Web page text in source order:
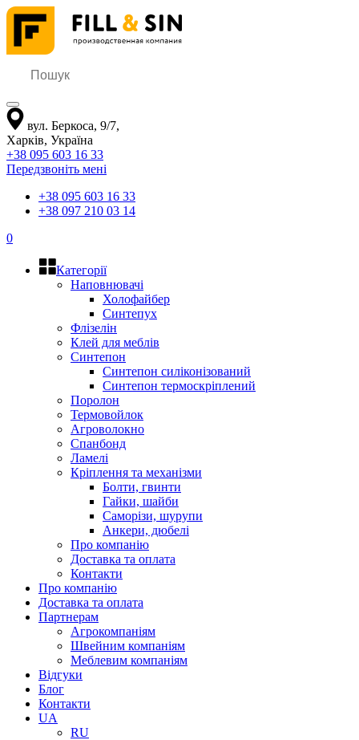
вул. Беркоса, 9/7,
Харків, Україна
+38 095 603 16 33
Передзвоніть мені
+38 095 603 16 33
+38 097 210 03 14
0
Категорії
Наповнювачі
Холофайбер
Синтепух
Флізелін
Клей для меблів
Синтепон
Синтепон силіконізований
Синтепон термоскріплений
Поролон
Термовойлок
Агроволокно
Спанбонд
Ламелі
Кріплення та механізми
Болти, гвинти
Гайки, шайби
Саморізи, шурупи
Анкери, дюбелі
Про компанію
Доставка та оплата
Контакти
Про компанію
Доставка та оплата
Партнерам
Агрокомпаніям
Швейним компаніям
Меблевим компаніям
Відгуки
Блог
Контакти
UA
RU